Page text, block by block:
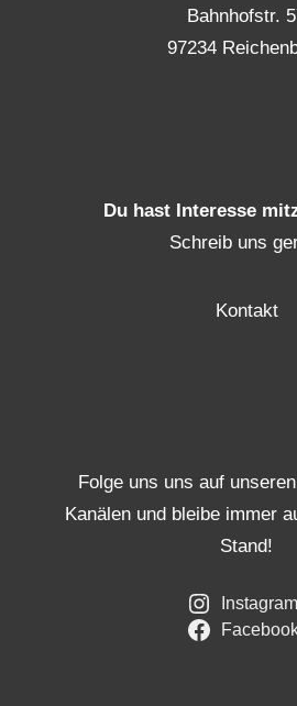
Bahnhofstr.
97234
Du hast Interesse
Schreib uns
Kontakt
Folge uns uns auf
Kanälen und bleibe immer
Stand!
Instagram